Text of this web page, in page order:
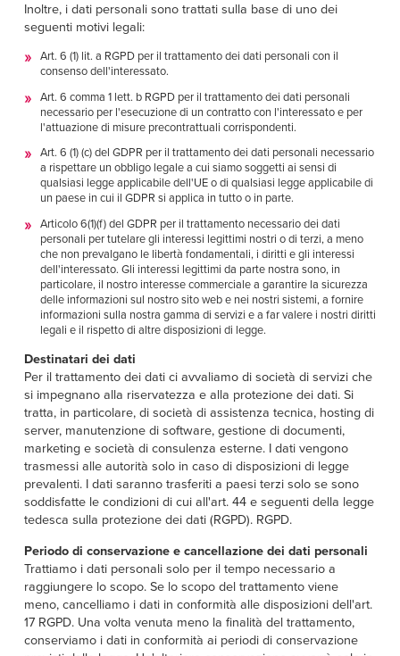
Inoltre, i dati personali sono trattati sulla base di uno dei
seguenti motivi legali:
Art. 6 (1) lit. a RGPD per il trattamento dei dati personali con il
consenso dell'interessato.
Art. 6 comma 1 lett. b RGPD per il trattamento dei dati personali
necessario per l'esecuzione di un contratto con l'interessato e per
l'attuazione di misure precontrattuali corrispondenti.
Art. 6 (1) (c) del GDPR per il trattamento dei dati personali necessario
a rispettare un obbligo legale a cui siamo soggetti ai sensi di
qualsiasi legge applicabile dell'UE o di qualsiasi legge applicabile di
un paese in cui il GDPR si applica in tutto o in parte.
Articolo 6(1)(f) del GDPR per il trattamento necessario dei dati
personali per tutelare gli interessi legittimi nostri o di terzi, a meno
che non prevalgano le libertà fondamentali, i diritti e gli interessi
dell'interessato. Gli interessi legittimi da parte nostra sono, in
particolare, il nostro interesse commerciale a garantire la sicurezza
delle informazioni sul nostro sito web e nei nostri sistemi, a fornire
informazioni sulla nostra gamma di servizi e a far valere i nostri diritti
legali e il rispetto di altre disposizioni di legge.
Destinatari dei dati
Per il trattamento dei dati ci avvaliamo di società di servizi che
si impegnano alla riservatezza e alla protezione dei dati. Si
tratta, in particolare, di società di assistenza tecnica, hosting di
server, manutenzione di software, gestione di documenti,
marketing e società di consulenza esterne. I dati vengono
trasmessi alle autorità solo in caso di disposizioni di legge
prevalenti. I dati saranno trasferiti a paesi terzi solo se sono
soddisfatte le condizioni di cui all'art. 44 e seguenti della legge
tedesca sulla protezione dei dati (RGPD). RGPD.
Periodo di conservazione e cancellazione dei dati personali
Trattiamo i dati personali solo per il tempo necessario a
raggiungere lo scopo. Se lo scopo del trattamento viene
meno, cancelliamo i dati in conformità alle disposizioni dell'art.
17 RGPD. Una volta venuta meno la finalità del trattamento,
conserviamo i dati in conformità ai periodi di conservazione